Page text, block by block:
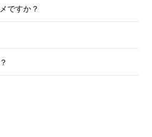
ですか？